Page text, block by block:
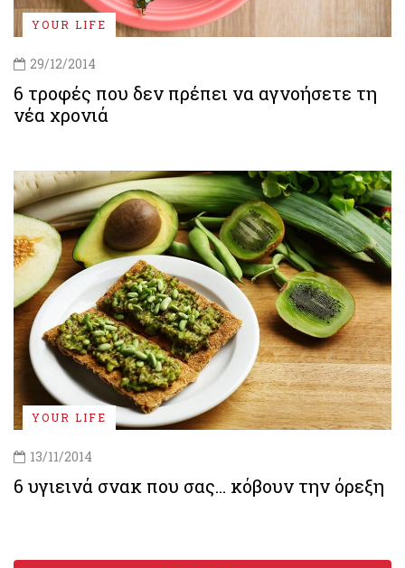
YOUR LIFE
29/12/2014
6 τροφές που δεν πρέπει να αγνοήσετε τη
νέα χρονιά
YOUR LIFE
13/11/2014
6 υγιεινά σνακ που σας… κόβουν την όρεξη